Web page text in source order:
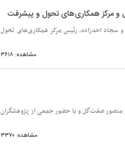
و مرکز همکاری‌های تحول و پیشرفت
سجاد احدزاده، رئیس مرکز همکاری‌های تحول
مشاهده: ۳۶۱۸
منصور صفت‌گل و با حضور جمعی از پژوهشگران
مشاهده: ۳۳۷۰